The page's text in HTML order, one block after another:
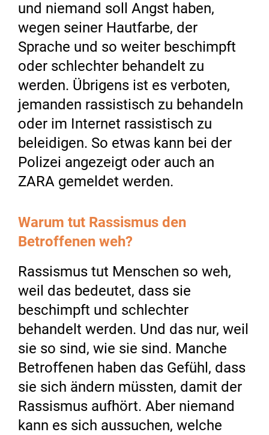
und niemand soll Angst haben,
wegen seiner Hautfarbe, der
Sprache und so weiter beschimpft
oder schlechter behandelt zu
werden. Übrigens ist es verboten,
jemanden rassistisch zu behandeln
oder im Internet rassistisch zu
beleidigen. So etwas kann bei der
Polizei angezeigt oder auch an
ZARA gemeldet werden.
Warum tut Rassismus den
Betroffenen weh?
Rassismus tut Menschen so weh,
weil das bedeutet, dass sie
beschimpft und schlechter
behandelt werden. Und das nur, weil
sie so sind, wie sie sind. Manche
Betroffenen haben das Gefühl, dass
sie sich ändern müssten, damit der
Rassismus aufhört. Aber niemand
kann es sich aussuchen, welche